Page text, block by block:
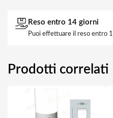
Reso entro 14 giorni
Puoi effettuare il reso entro
Prodotti correlati